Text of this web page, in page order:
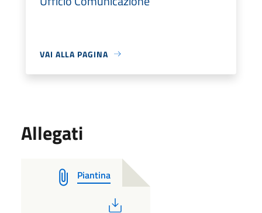
VAI ALLA PAGINA
Allegati
Piantina